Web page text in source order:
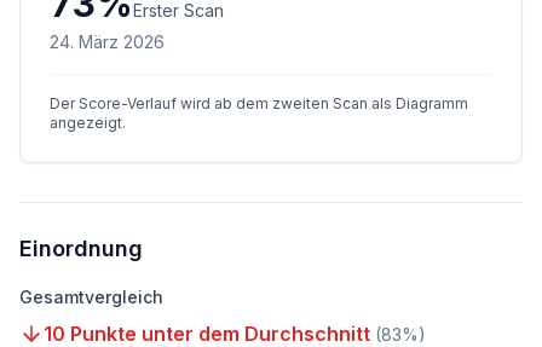
Erster Scan
24. März 2026
Der Score-Verlauf wird ab dem zweiten Scan als Diagramm
angezeigt.
Einordnung
Gesamtvergleich
10 Punkte unter dem Durchschnitt (83%)